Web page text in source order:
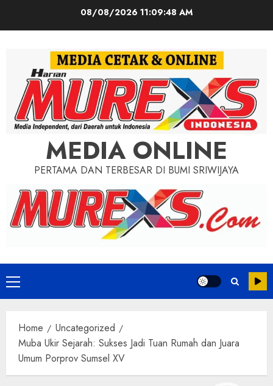
08/08/2026 11:09:49 AM
MEDIA ONLINE
PERTAMA DAN TERBESAR DI BUMI SRIWIJAYA
Primary
Menu
Home
Uncategorized
Muba Ukir Sejarah: Sukses Jadi Tuan Rumah dan Juara
Umum Porprov Sumsel XV